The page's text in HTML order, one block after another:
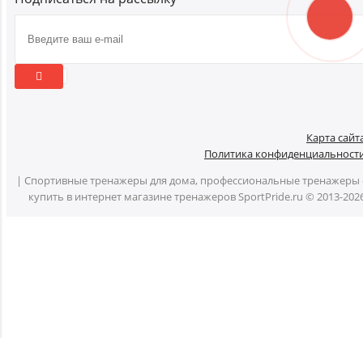
Карта
Политика
| Спортивные тренажеры для дома, профессиональные тренажеры
купить в интернет магазине тренажеров SportPride.ru © 2013-